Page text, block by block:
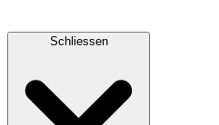
Schliessen